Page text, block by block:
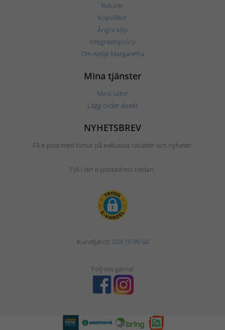
Returer
Köpvillkor
Ångra köp
Integritetspolicy
Om Ateljé Margaretha
Mina tjänster
Mina sidor
Lägg order direkt
NYHETSBREV
Få e-post med förtur på exklusiva rabatter och nyheter.
Fyll i din e-postadress nedan.
Kundtjänst: 033-16 99 50
Följ oss gärna!